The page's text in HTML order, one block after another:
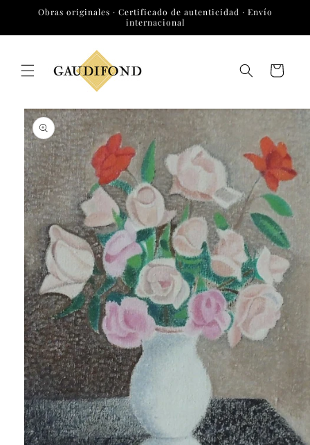
directamente
Obras originales · Certificado de autenticidad · Envío
internacional
Carrito
directamente
información
del producto